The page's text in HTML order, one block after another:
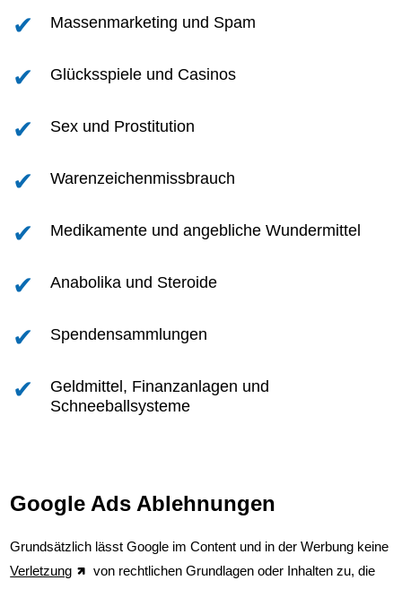
Massenmarketing und Spam
Glücksspiele und Casinos
Sex und Prostitution
Warenzeichenmissbrauch
Medikamente und angebliche Wundermittel
Anabolika und Steroide
Spendensammlungen
Geldmittel, Finanzanlagen und
Schneeballsysteme
Google Ads Ablehnungen
Grundsätzlich lässt Google im Content und in der Werbung keine
Verletzung
von rechtlichen Grundlagen oder Inhalten zu, die